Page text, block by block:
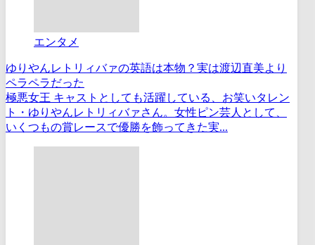
エンタメ
ゆりやんレトリィバァの英語は本物？実は渡辺直美より
ペラペラだった
極悪女王 キャストとしても活躍している、お笑いタレン
ト・ゆりやんレトリィバァさん。女性ピン芸人として、
いくつもの賞レースで優勝を飾ってきた実...